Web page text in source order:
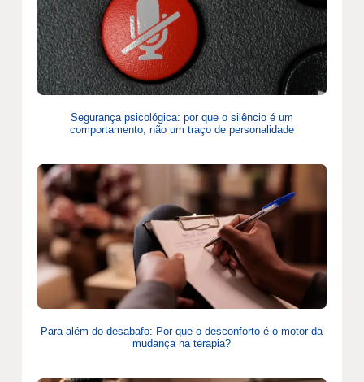
Segurança psicológica: por que o silêncio é um
comportamento, não um traço de personalidade
Para além do desabafo: Por que o desconforto é o motor da
mudança na terapia?